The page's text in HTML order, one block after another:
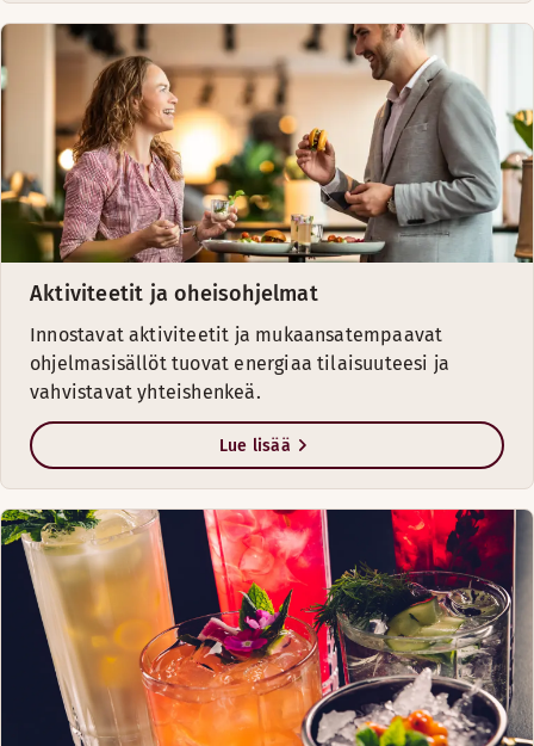
Aktiviteetit ja oheisohjelmat
Innostavat aktiviteetit ja mukaansatempaavat
ohjelmasisällöt tuovat energiaa tilaisuuteesi ja
vahvistavat yhteishenkeä.
Lue lisää